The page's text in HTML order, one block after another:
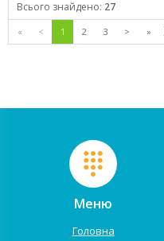
Всього знайдено: 27
« < 1 2 3 > »
Меню
Головна